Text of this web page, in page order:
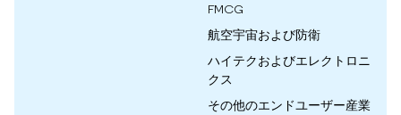
FMCG
航空宇宙および防衛
ハイテクおよびエレクトロニ
クス
その他のエンドユーザー産業